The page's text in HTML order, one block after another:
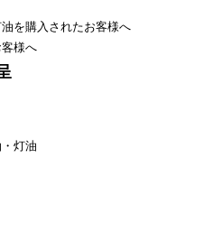
を購入されたお客様へ
様へ
灯油